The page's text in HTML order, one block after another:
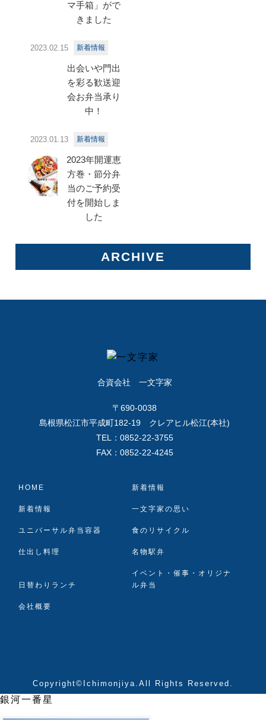
マ手箱」がで
きました
2023.02.15 新着情報
出会いや門出
を彩る歓送迎
会お弁当承り
中！
2023.01.13 新着情報
2023年開運恵
方巻・節分弁
当のご予約受
付を開始しま
した
ARCHIVE
合資会社 一文字家
〒690-0038
島根県松江市平成町182-19 クレアヒル松江(本社)
TEL：0852-22-3755
FAX：0852-22-4245
HOME 新着情報
新着情報 一文字家の思い
ユニバーサル弁当容器 食のリサイクル
仕出し料理 名物駅弁
日替わりランチ
イベント・催事・オリジナ
ル弁当
会社概要
Copyright©Ichimonjiya.All Rights Reserved.
銀河一番星